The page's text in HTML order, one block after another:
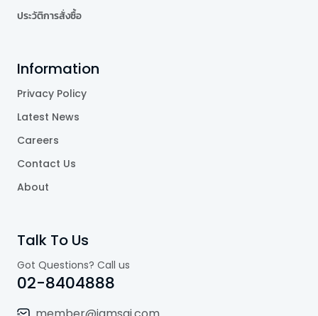
ประวัติการสั่งซื้อ
Information
Privacy Policy
Latest News
Careers
Contact Us
About
Talk To Us
Got Questions? Call us
02-8404888